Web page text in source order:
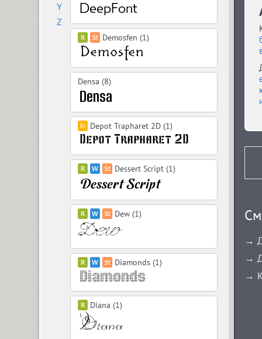
Y
Z
Demosfen (1)
Densa (8)
Depot Trapharet 2D (1)
Dessert Script (1)
Dew (1)
Diamonds (1)
Diana (1)
→
→
→